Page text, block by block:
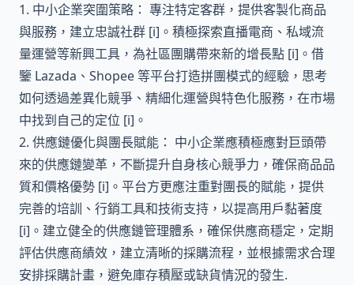
1. 中小企業突圍策略： 專注特定客群，提供客製化商品
與服務，建立忠誠社群 [i]。積極探索直播電商、私域流
量運營等新興工具，為社區團購帶來新的增長點 [i]。借
鑒 Lazada、Shopee 等平台打造拼團模式的經驗，思考
如何透過差異化競爭、精細化運營與特色化服務，在市場
中找到自己的定位 [i]。
2. 供應鏈優化與團長賦能： 中小企業應積極應對巨頭帶
來的供應鏈變革，不斷提升自身核心競爭力，確保商品品
質和價格優勢 [i]。平台方更應注重對團長的賦能，提供
完善的培訓、行銷工具和技術支持，以提高用戶黏著度
[i]。建立健全的供應鏈管理體系，確保供應商穩定，定期
評估供應商績效，建立清晰的採購流程，並根據需求合理
安排採購計畫，避免庫存積壓或缺貨情況的發生.